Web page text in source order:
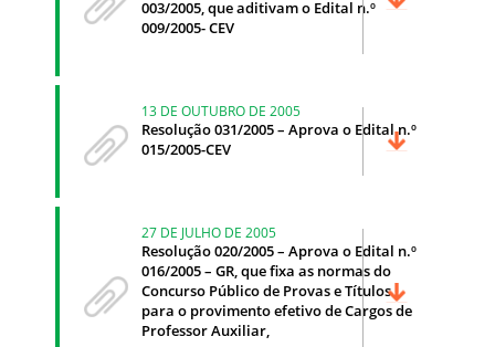
003/2005, que aditivam o Edital n.º
009/2005- CEV
13 DE OUTUBRO DE 2005
Resolução 031/2005 – Aprova o Edital n.º
015/2005-CEV
27 DE JULHO DE 2005
Resolução 020/2005 – Aprova o Edital n.º
016/2005 – GR, que fixa as normas do
Concurso Público de Provas e Títulos
para o provimento efetivo de Cargos de
Professor Auxiliar,